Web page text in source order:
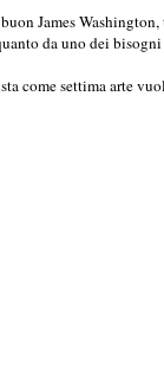
James
da uno dei
come settima arte